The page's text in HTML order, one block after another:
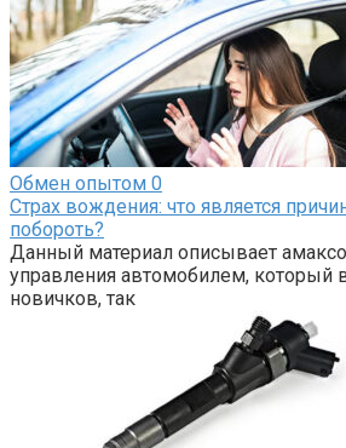
Обмен опытом 0
Страх вождения: что является
побороть?
Данный материал описывает
управления автомобилем, который
новичков, так